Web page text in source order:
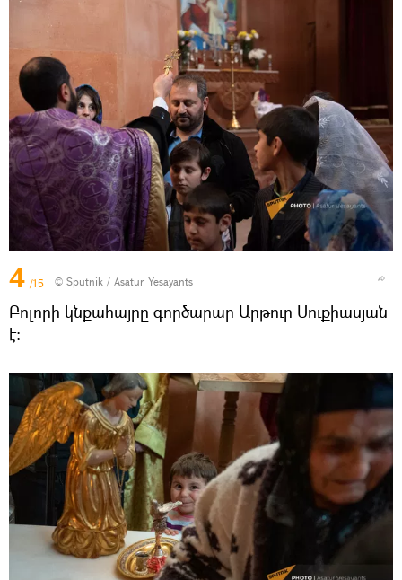
4 /15 © Sputnik / Asatur Yesayants
Բոլորի կնքահայրը գործարար Արթուր Սուքիասյան
է։